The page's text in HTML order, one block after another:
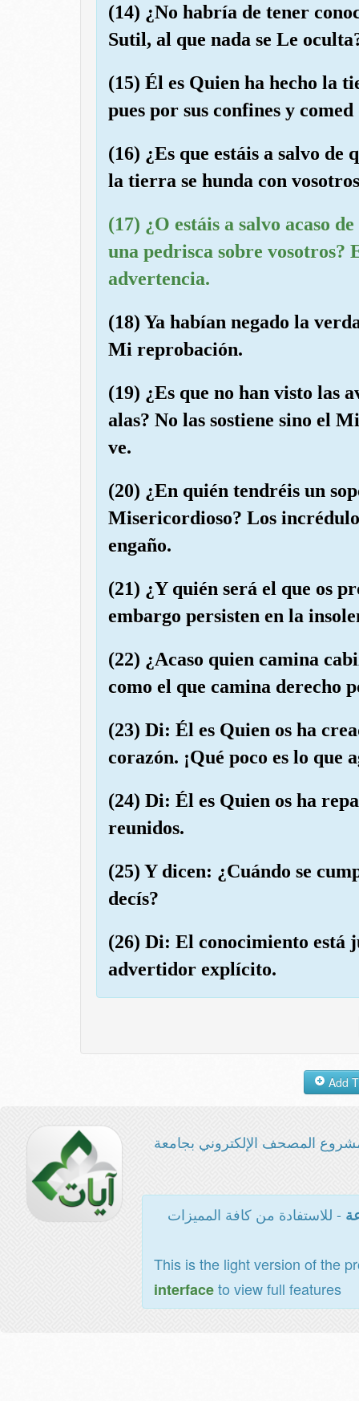
(14) ¿No habría de tener
Sutil, al que nada se Le
(15) Él es Quien ha hecho la
pues por sus confines y
(16) ¿Es que estáis a salvo de
la tierra se hunda con
(17) ¿O estáis a salvo acaso
una pedrisca sobre vosotros?
advertencia.
(18) Ya habían negado la
Mi reprobación.
(19) ¿Es que no han visto las
alas? No las sostiene sino el
ve.
(20) ¿En quién tendréis un
Misericordioso? Los
engaño.
(21) ¿Y quién será el que os
embargo persisten en la
(22) ¿Acaso quien camina
como el que camina derecho
(23) Di: Él es Quien os ha
corazón. ¡Qué poco es lo que
(24) Di: Él es Quien os ha
reunidos.
(25) Y dicen: ¿Cuándo se
decís?
(26) Di: El conocimiento está
advertidor explícito.
المصحف الإلكتروني بجامعة
- للاستفادة من كافة المميزات
This is the light version of the
interfaceto view full features